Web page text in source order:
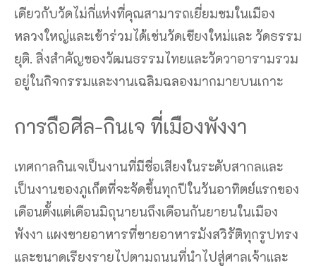
เดียวกับวัดไม่กี่แห่งที่คุณสามารถเยี่ยมชมในเมือง
หลวงใหญ่และเข้าร่วมได้เช่นวัดเชียงใหม่และ วัดธรรม
ยุติ. สิ่งสำคัญของวัฒนธรรมไทยและวัดวาอารามรวม
อยู่ในกิจกรรมและงานเฉลิมฉลองมากมายบนเกาะ
การถือศีล-กินเจ ที่เมืองพังงา
เทศกาลกินเจเป็นงานที่มีชื่อเสียงในระดับสากลและ
เป็นงานของภูเก็ตที่จะจัดขึ้นทุกปีในวันอาทิตย์แรกของ
เดือนตั้งแต่เดือนมิถุนายนถึงเดือนกันยายนในเมือง
พังงา แผงขายอาหารที่ขายอาหารมังสวิรัติทุกรูปทรง
และขนาดเรียงรายไปตามถนนที่นำไปสู่ศาลเจ้าและ